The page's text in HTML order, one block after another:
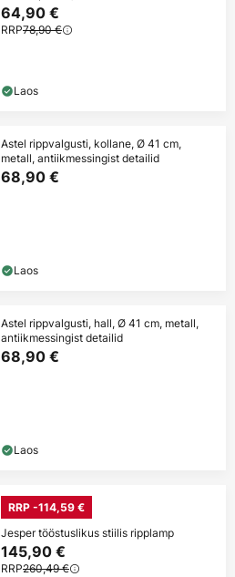
64,90 €
RRP78,90 €
Laos
Astel rippvalgusti, kollane, Ø 41 cm,
metall, antiikmessingist detailid
68,90 €
Laos
Astel rippvalgusti, hall, Ø 41 cm, metall,
antiikmessingist detailid
68,90 €
Laos
RRP -114,59 €
Jesper tööstuslikus stiilis ripplamp
145,90 €
RRP260,49 €